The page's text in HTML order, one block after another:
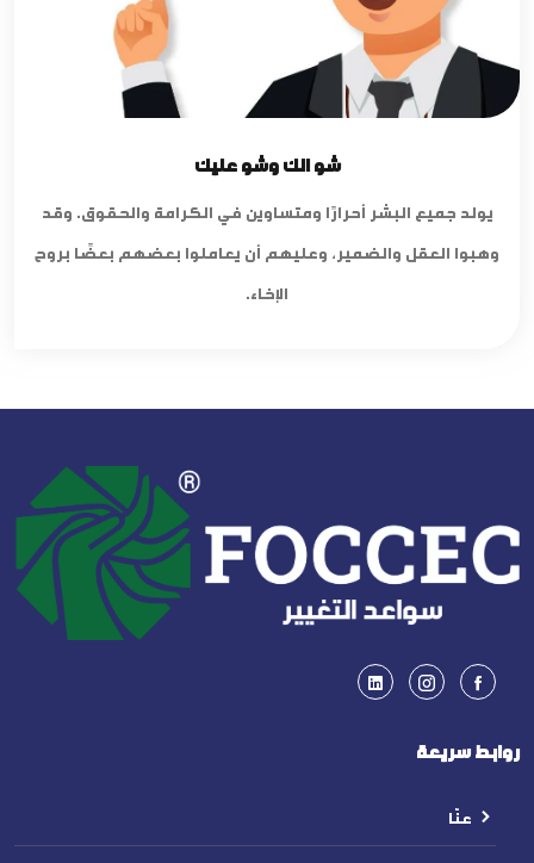
شو الك وشو عليك
يولد جميع البشر أحرارًا ومتساوين في الكرامة والحقوق. وقد
وهبوا العقل والضمير، وعليهم أن يعاملوا بعضهم بعضًا بروح
الإخاء.
روابط سريعة
عنّا